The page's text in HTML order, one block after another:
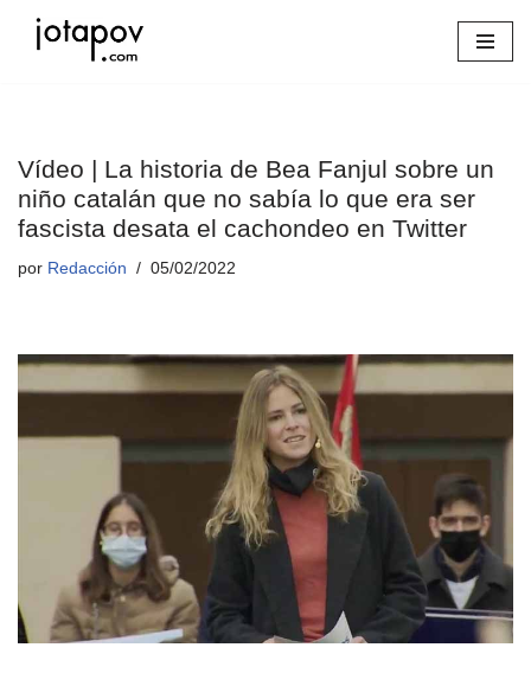
Vídeo | La historia de Bea Fanjul sobre un
niño catalán que no sabía lo que era ser
fascista desata el cachondeo en Twitter
por Redacción 05/02/2022